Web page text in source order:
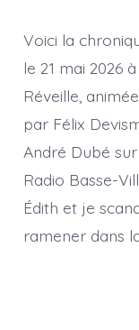
Voici la
le 21 mai 2026
Réveille,
par Félix
André Dubé sur
Radio Basse-
Édith et je
ramener dans